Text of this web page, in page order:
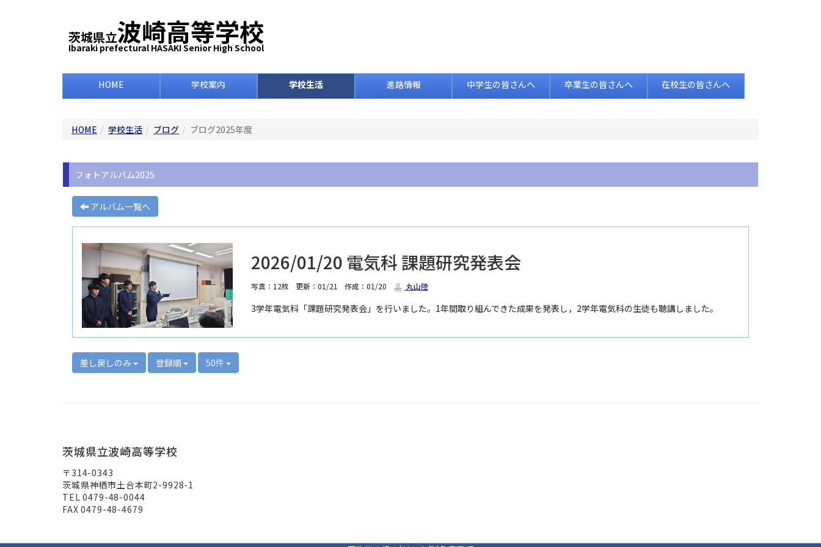
茨城県立波崎高等学校
Ibaraki prefectural HASAKI Senior High School
HOME 学校案内 学校生活 進路情報 中学生の皆さんへ 卒業生の皆さんへ 在校生の皆さんへ
HOME 学校生活 ブログ ブログ2025年度
フォトアルバム2025
アルバム一覧へ
2026/01/20 電気科 課題研究発表会
写真：12枚 更新：01/21 作成：01/20 丸山陸
3学年電気科「課題研究発表会」を行いました。1年間取り組んできた成果を発表し，2学年電気科の生徒も聴講しました。
差し戻しのみ 登録順 50件
茨城県立波崎高等学校
〒314-0343
茨城県神栖市土合本町2-9928-1
TEL 0479-48-0044
FAX 0479-48-4679